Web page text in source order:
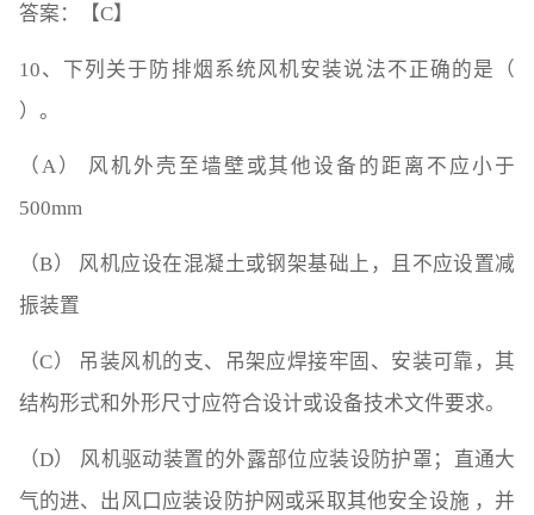
答案：【C】
10、下列关于防排烟系统风机安装说法不正确的是（
）。
（A） 风机外壳至墙壁或其他设备的距离不应小于
500mm
（B） 风机应设在混凝土或钢架基础上，且不应设置减
振装置
（C） 吊装风机的支、吊架应焊接牢固、安装可靠，其
结构形式和外形尺寸应符合设计或设备技术文件要求。
（D） 风机驱动装置的外露部位应装设防护罩；直通大
气的进、出风口应装设防护网或采取其他安全设施 ，并